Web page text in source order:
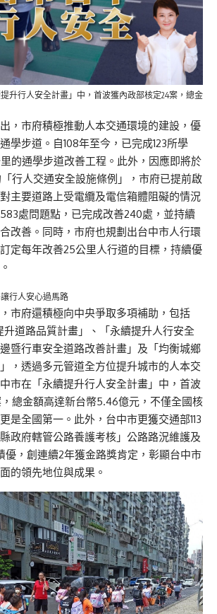
升行人安全計畫」中，首波獲內政部核定24案，總金
，市府積極推動人本交通環境的建設，優
學步道。自108年至今，已完成123所學
的通學步道改善工程。此外，因應即將於
「行人交通安全設施條例」，市府已提前啟
主要道路上受電纜及電信箱體阻礙的情況
處問題點，已完成改善240處，並持續
改善。同時，市府也規劃出台中市人行環
定每年改善25公里人行道的目標，持續優
行人安心過馬路
市府還積極向中央爭取多項補助，包括
升道路品質計畫」、「永續提升人行安全
暨行車安全道路改善計畫」及「均衡城鄉
，透過多元管道全方位提升城市的人本交
市在「永續提升行人安全計畫」中，首波
總金額高達新台幣5.46億元，不僅全國核
是全國第一。此外，台中市更獲交通部113
政府轄管公路養護考核」公路路況維護及
優，創連續2年獲金路獎肯定，彰顯台中市
的領先地位與成果。